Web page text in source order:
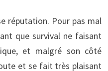
réputation. Pour pas mal
que survival ne faisant
et malgré son côté
et se fait très plaisant